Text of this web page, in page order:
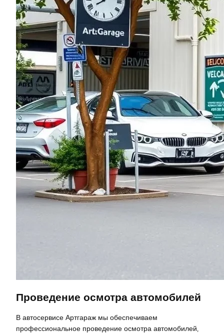
Проведение осмотра автомобилей
В автосервисе Артгараж мы обеспечиваем
профессиональное проведение осмотра автомобилей‚